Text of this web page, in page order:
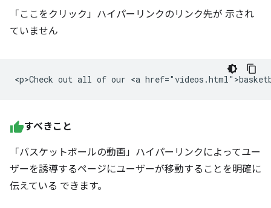
「ここをクリック」ハイパーリンクのリンク先が 示され
ていません
すべきこと
「バスケットボールの動画」ハイパーリンクによってユー
ザーを誘導するページにユーザーが移動することを明確に
伝えている できます。